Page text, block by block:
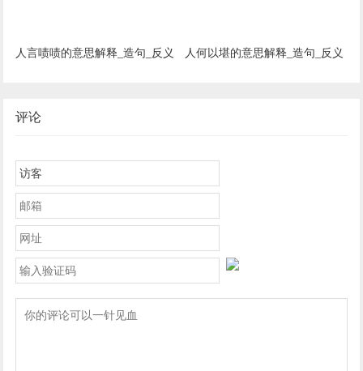
人言啧啧的意思解释_造句_反义 人何以堪的意思解释_造句_反义
评论